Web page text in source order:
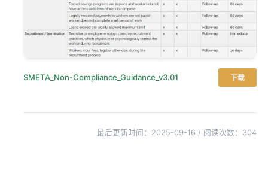
SMETA_Non-Compliance_Guidance_v3.01 下载
最后更新时间：2025-09-16 / 阅读次数： 304